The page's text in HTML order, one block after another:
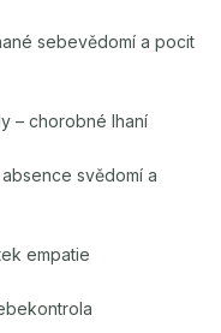
sebevědomí a pocit
– chorobné lhaní
svědomí a
empatie